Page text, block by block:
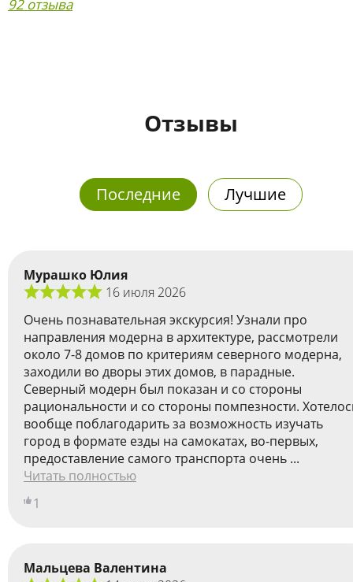
92 отзыва
Отзывы
Последние Лучшие
Мурашко Юлия
16 июля 2026
Очень познавательная экскурсия! Узнали про
направления модерна в архитектуре, рассмотрели
около 7-8 домов по критериям северного модерна,
заходили во дворы этих домов, в парадные.
Cеверный модерн был показан и со стороны
рациональности и со стороны помпезности.
вообще поблагодарить за возможность изучать
город в формате езды на самокатах, во-первых,
предоставление самого транспорта очень ...
Читать полностью
1
Мальцева Валентина